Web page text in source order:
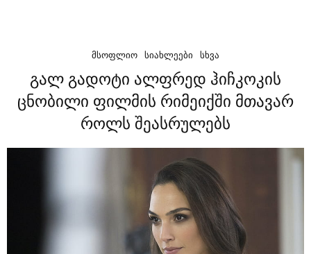
ᲛᲡᲝᲤᲚᲘᲝ ᲡᲘᲐᲮᲚᲔᲔᲑᲘ ᲡᲮᲕᲐ
გალ გადოტი ალფრედ ჰიჩკოკის
ცნობილი ფილმის რიმეიქში მთავარ
როლს შეასრულებს